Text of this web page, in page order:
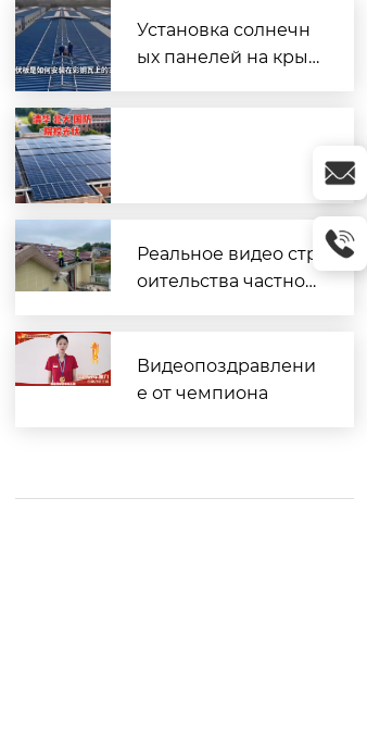
Установка солнечн
ых панелей на кры
Реальное видео стр
оительства частног
Видеопоздравлени
е от чемпиона